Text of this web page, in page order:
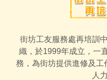
街坊工友服務處再培訓
織，於1999年成立，一
務，為街坊提供進修及
人